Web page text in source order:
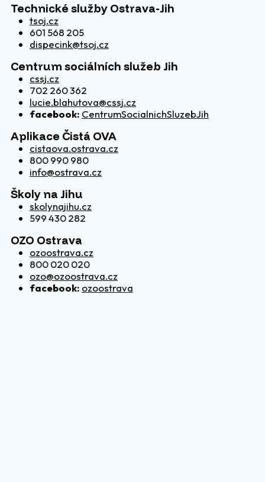
Technické služby Ostrava-Jih
tsoj.cz
601 568 205
dispecink@tsoj.cz
Centrum sociálních služeb Jih
cssj.cz
702 260 362
lucie.blahutova@cssj.cz
facebook: CentrumSocialnichSluzebJih
Aplikace Čistá OVA
cistaova.ostrava.cz
800 990 980
info@ostrava.cz
Školy na Jihu
skolynajihu.cz
599 430 282
OZO Ostrava
ozoostrava.cz
800 020 020
ozo@ozoostrava.cz
facebook: ozoostrava